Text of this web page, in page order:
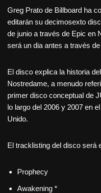
Greg Prato de Billboard ha
editarán su decimosexto
de junio a través de Epic en
será un dia antes a través
El disco explica la historia
Nostredame, a menudo
primer disco conceptual de
lo largo del 2006 y 2007 en
Unido.
El tracklisting del disco será
Prophecy
Awakening *